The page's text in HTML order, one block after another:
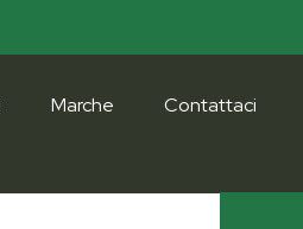
Marche Contattaci